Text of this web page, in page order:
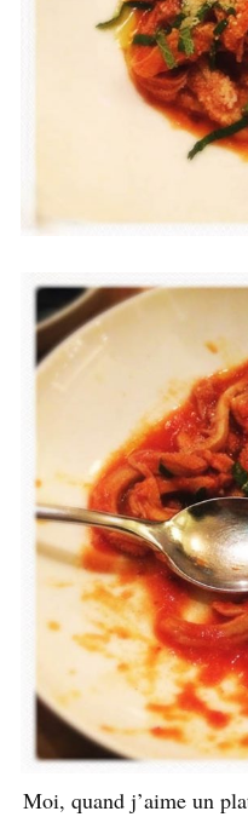
Moi, quand j’aime un